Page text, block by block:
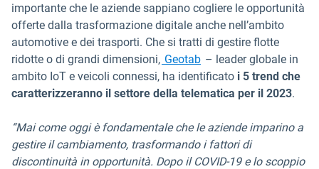
importante che le aziende sappiano cogliere le opportunità
offerte dalla trasformazione digitale anche nell’ambito
automotive e dei trasporti. Che si tratti di gestire flotte
ridotte o di grandi dimensioni, Geotab – leader globale in
ambito IoT e veicoli connessi, ha identificato i 5 trend che
caratterizzeranno il settore della telematica per il 2023.
“Mai come oggi è fondamentale che le aziende imparino a
gestire il cambiamento, trasformando i fattori di
discontinuità in opportunità. Dopo il COVID-19 e lo scoppio